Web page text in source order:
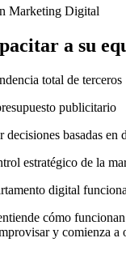
a su
total de terceros
publicitario
decisiones basadas en
estratégico de la
digital
cómo
y comienza a